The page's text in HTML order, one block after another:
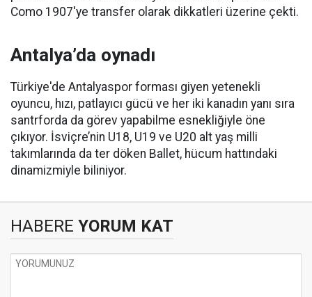
Como 1907'ye transfer olarak dikkatleri üzerine çekti.
Antalya’da oynadı
Türkiye'de Antalyaspor forması giyen yetenekli
oyuncu, hızı, patlayıcı gücü ve her iki kanadın yanı sıra
santrforda da görev yapabilme esnekliğiyle öne
çıkıyor. İsviçre’nin U18, U19 ve U20 alt yaş milli
takımlarında da ter döken Ballet, hücum hattındaki
dinamizmiyle biliniyor.
HABERE YORUM KAT